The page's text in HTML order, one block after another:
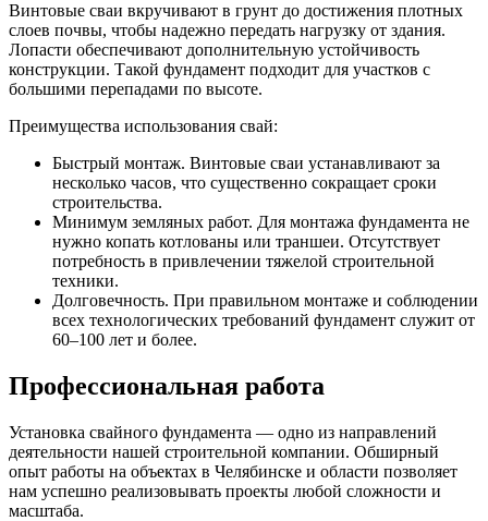
Винтовые сваи вкручивают в грунт до достижения плотных
слоев почвы, чтобы надежно передать нагрузку от здания.
Лопасти обеспечивают дополнительную устойчивость
конструкции. Такой фундамент подходит для участков с
большими перепадами по высоте.
Преимущества использования свай:
Быстрый монтаж. Винтовые сваи устанавливают за
несколько часов, что существенно сокращает сроки
строительства.
Минимум земляных работ. Для монтажа фундамента не
нужно копать котлованы или траншеи. Отсутствует
потребность в привлечении тяжелой строительной
техники.
Долговечность. При правильном монтаже и соблюдении
всех технологических требований фундамент служит от
60–100 лет и более.
Профессиональная работа
Установка свайного фундамента — одно из направлений
деятельности нашей строительной компании. Обширный
опыт работы на объектах в Челябинске и области позволяет
нам успешно реализовывать проекты любой сложности и
масштаба.